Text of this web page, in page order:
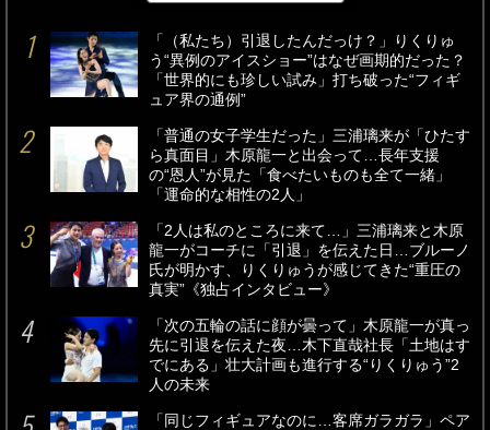
「（私たち）引退したんだっけ？」りくりゅ
う“異例のアイスショー”はなぜ画期的だった？
「世界的にも珍しい試み」打ち破った“フィギ
ュア界の通例”
「普通の女子学生だった」三浦璃来が「ひたす
ら真面目」木原龍一と出会って…長年支援
の“恩人”が見た「食べたいものも全て一緒」
「運命的な相性の2人」
「2人は私のところに来て…」三浦璃来と木原
龍一がコーチに「引退」を伝えた日…ブルーノ
氏が明かす、りくりゅうが感じてきた“重圧の
真実”《独占インタビュー》
「次の五輪の話に顔が曇って」木原龍一が真っ
先に引退を伝えた夜…木下直哉社長「土地はす
でにある」壮大計画も進行する“りくりゅう”2
人の未来
「同じフィギュアなのに…客席ガラガラ」ペア